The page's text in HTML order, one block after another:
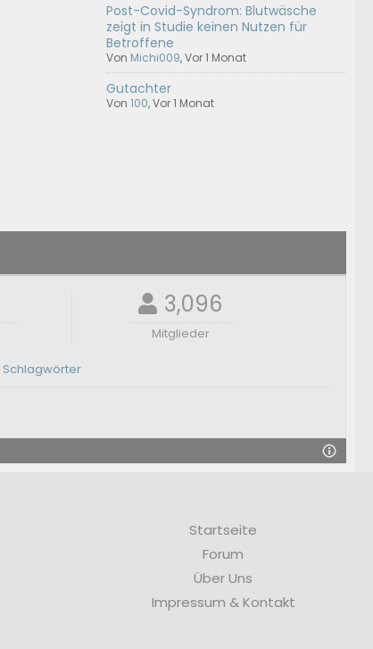
Post-Covid-Syndrom: Blutwäsche
zeigt in Studie keinen Nutzen für
Betroffene
Von Michi009,Vor 1 Monat
Gutachter
Von100,Vor 1 Monat
3,096
Mitglieder
Schlagwörter
Startseite
Forum
Über Uns
Impressum & Kontakt